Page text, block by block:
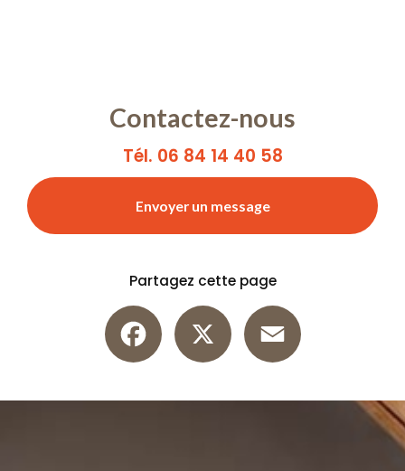
Contactez-nous
Tél. 06 84 14 40 58
Envoyer un message
Partagez cette page
Facebook